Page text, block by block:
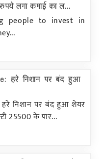
लगा कमाई का ल...
people to invest in
हरे निशान पर बंद हुआ
निशान पर बंद हुआ शेयर
25500 के पार...